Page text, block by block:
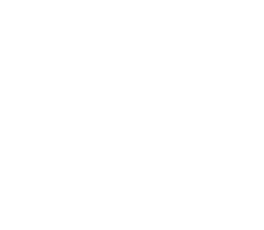
已丧失，而地堡正从叛乱中恢复，并面临
探故事。第二季迎来洛杉矶
里安·霍姆斯,克里斯汀·霍恩,丹·让诺特,卡罗尔·